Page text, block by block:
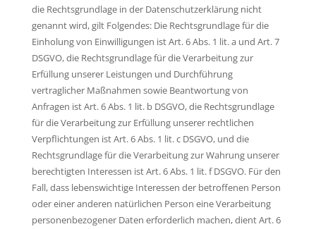
die Rechtsgrundlage in der Datenschutzerklärung nicht
genannt wird, gilt Folgendes: Die Rechtsgrundlage für die
Einholung von Einwilligungen ist Art. 6 Abs. 1 lit. a und Art. 7
DSGVO, die Rechtsgrundlage für die Verarbeitung zur
Erfüllung unserer Leistungen und Durchführung
vertraglicher Maßnahmen sowie Beantwortung von
Anfragen ist Art. 6 Abs. 1 lit. b DSGVO, die Rechtsgrundlage
für die Verarbeitung zur Erfüllung unserer rechtlichen
Verpflichtungen ist Art. 6 Abs. 1 lit. c DSGVO, und die
Rechtsgrundlage für die Verarbeitung zur Wahrung unserer
berechtigten Interessen ist Art. 6 Abs. 1 lit. f DSGVO. Für den
Fall, dass lebenswichtige Interessen der betroffenen Person
oder einer anderen natürlichen Person eine Verarbeitung
personenbezogener Daten erforderlich machen, dient Art. 6